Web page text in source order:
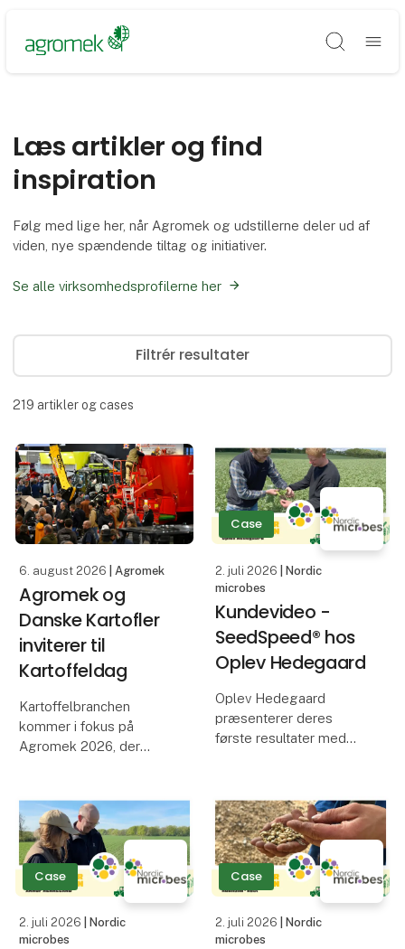
Søg
Læs artikler og find
inspiration
Følg med lige her, når Agromek og udstillerne deler ud af
viden, nye spændende tiltag og initiativer.
Se alle virksomhedsprofilerne her
Filtrér resultater
219 artikler og cases
6. august 2026 | Agromek
Agromek og
Danske Kartofler
inviterer til
Kartoffeldag
Kartoffelbranchen
kommer i fokus på
Agromek 2026, der
er resultatet af et nyt
samarbejde mellem
Danske Kartofler og
Nordeuropas største
landbrugsmesse, der
Case
2. juli 2026
| Nordic
microbes
Kundevideo -
SeedSpeed® hos
Oplev Hedegaard
Oplev Hedegaard
præsenterer deres
første resultater med
sæsonen 2024, og
fortæller, hvordan de har
valgt at arbejde videre
med produktet igen i
2025.
Få et indblik i
Case
2. juli 2026
| Nordic
microbes
Case
2. juli 2026
| Nordic
microbes